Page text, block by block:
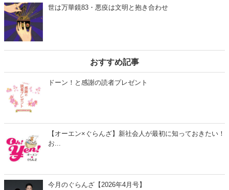
世は万華鏡83・悪疫は文明と抱き合わせ
おすすめ記事
ドーン！と感謝の読者プレゼント
【オーエン×ぐらんざ】新社会人が最初に知っておきたい！
お...
今月のぐらんざ【2026年4月号】